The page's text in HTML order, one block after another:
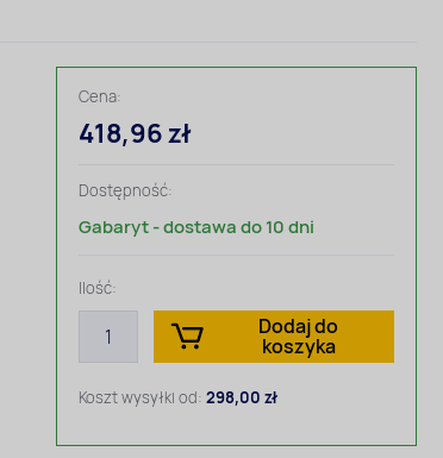
Cena:
418,96 zł
Dostępność:
Gabaryt - dostawa do 10 dni
Ilość:
Dodaj do
koszyka
Koszt wysyłki od: 298,00 zł